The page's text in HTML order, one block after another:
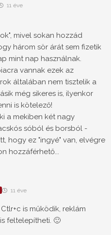
11 éve
mivel sokan hozzád
három sör árát sem fizetik
mint nap használnak.
vannak ezek az
általában nem tisztelik a
még sikeres is, ilyenkor
is kötelező!
a mekiben két nagy
sóból és borsból -
hogy ez "ingyé" van, elvégre
hozzáférhető...
11 éve
is működik, reklám
feltelepítheti. 🙂